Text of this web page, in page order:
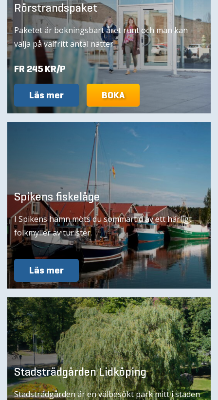
Rörstrandspaket
Paketet är bokningsbart året runt och man kan
välja på valfritt antal nätter.
FR 245 KR/P
Läs mer BOKA
Spikens fiskeläge
I Spikens hamn möts du sommartid av ett härligt
folkmyller av turister.
Läs mer
Stadsträdgården Lidköping
Stadsträdgården är en välbesökt park mitt i staden